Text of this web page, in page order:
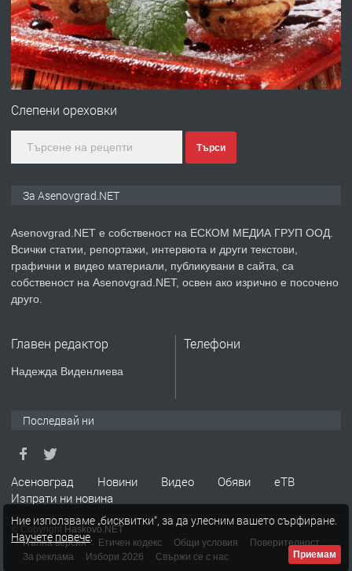
преди 1 година
ПРЕДЛАГА Дава под наем Асеновград
преди 2 години
ПРЕДЛАГА ремонт на покриви
Висококачествени Целофанови
ПРЕДЛАГА Кутии с подаръци
Слепени ореховки
Търси
За Asenovgrad.NET
Asenovgrad.NET е собственост на ЕСКОМ МЕДИА ГРУП ООД.
Всички статии, репортажи, интервюта и други текстови,
графични и видео материали, публикувани в сайта, са
собственост на Asenovgrad.NET, освен ако изрично е посочено
друго.
Главен редактор
Надежда Виденлиева
Телефони
Последвай ни
Асеновград Новини Видео Обяви
еТВ
Изпрати ни новина
© Copyright Haskovo.NET
Пълна версия
Етичен кодекс Общи условия
Поверителност
За реклама
Избори 2026 Свържи се с нас
Ние използваме „бисквитки“, за да улесним вашето сърфиране.
Научете повече.
Приемам